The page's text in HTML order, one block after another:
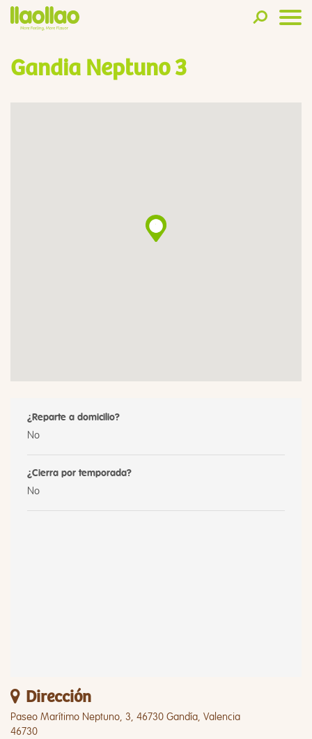
Gandia Neptuno 3
¿Reparte a domicilio?
No
¿Cierra por temporada?
No
Dirección
Paseo Marítimo Neptuno, 3, 46730 Gandía, Valencia
46730